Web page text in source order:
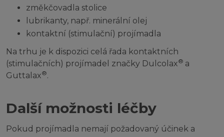
změkčovadla stolice
lubrikanty, např. minerální olej
kontaktní (stimulační) projímadla
Na trhu je k dispozici celá řada kontaktních
(stimulačních) projímadel značky Dulcolax® a
Guttalax®.
Další možnosti léčby
Pokud projímadla nemají požadovaný účinek a